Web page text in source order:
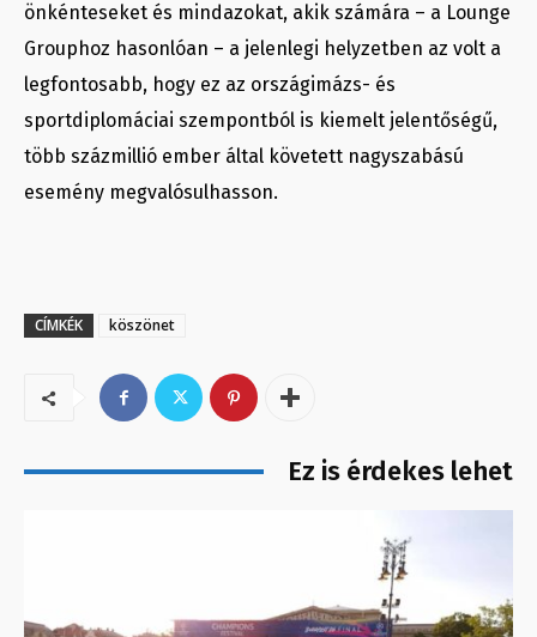
önkénteseket és mindazokat, akik számára – a Lounge
Grouphoz hasonlóan – a jelenlegi helyzetben az volt a
legfontosabb, hogy ez az országimázs- és
sportdiplomáciai szempontból is kiemelt jelentőségű,
több százmillió ember által követett nagyszabású
esemény megvalósulhasson.
CÍMKÉK köszönet
Ez is érdekes lehet